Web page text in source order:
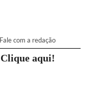
Fale com a redação
Clique aqui!